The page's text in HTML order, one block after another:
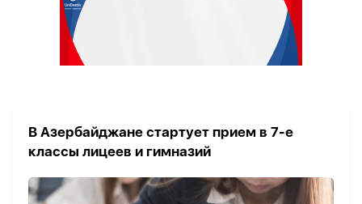
В Азербайджане стартует прием в 7-е
классы лицеев и гимназий